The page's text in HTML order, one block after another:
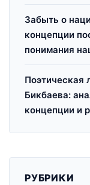
Забыть о
концепции
понимания
Поэтическая
Бикбаева:
концепции и
РУБРИКИ